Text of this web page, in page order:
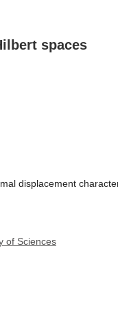
spaces
displacement
of Sciences